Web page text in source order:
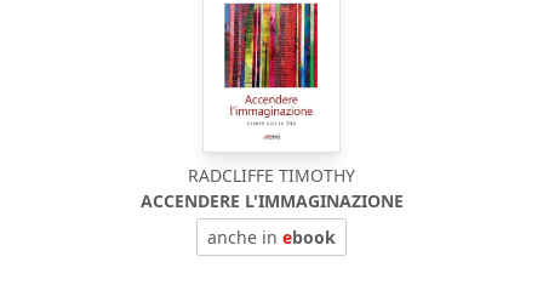
RADCLIFFE TIMOTHY
ACCENDERE L'IMMAGINAZIONE
anche in ebook